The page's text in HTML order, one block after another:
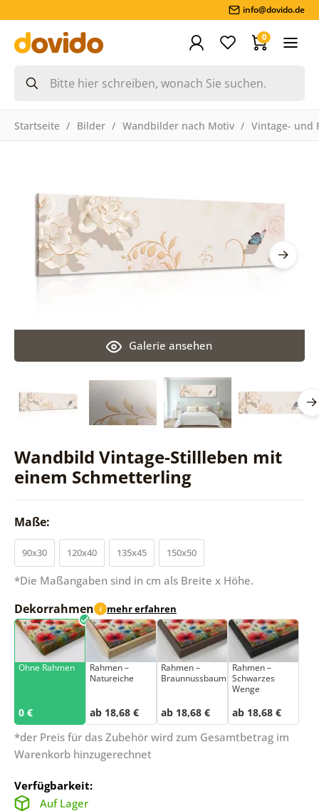
info@dovido.de
0
Startseite Bilder Wandbilder nach Motiv Vintage- und
Wandbild Vintage-Stillleben mit
einem Schmetterling
Galerie ansehen
Maße:
90x30 120x40 135x45 150x50
*Die Maßangaben sind in cm als Breite x Höhe.
Dekorrahmen i mehr erfahren
Ohne Rahmen
0 €
Rahmen –
Natureiche
ab 18,68 €
Rahmen –
Braunnussbaum
ab 18,68 €
Rahmen –
Schwarzes
Wenge
ab 18,68 €
*der Preis für das Zubehör wird zum Gesamtbetrag im
Warenkorb hinzugerechnet
Verfügbarkeit:
Auf Lager